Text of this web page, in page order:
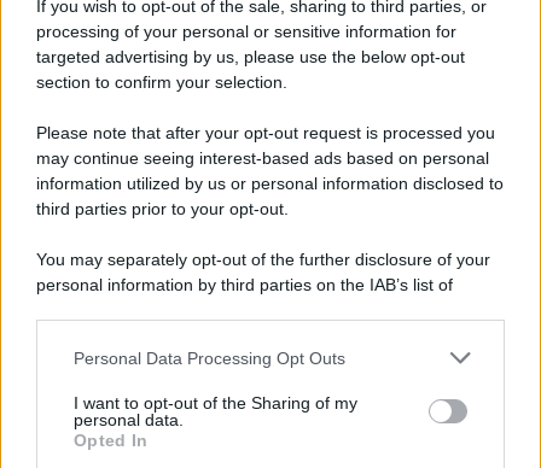
If you wish to opt-out of the sale, sharing to third parties, or
processing of your personal or sensitive information for
targeted advertising by us, please use the below opt-out
section to confirm your selection.
Please note that after your opt-out request is processed you
may continue seeing interest-based ads based on personal
information utilized by us or personal information disclosed to
third parties prior to your opt-out.
You may separately opt-out of the further disclosure of your
personal information by third parties on the IAB’s list of
This information may also be disclosed by us to third parties
disclose it to other third parties.
Please note that this website/app uses one or more Google
Personal Data Processing Opt Outs
I want to opt-out of the Sharing of my
personal data.
Opted In
Newz Illinois
Newz Ohio
Gameland
Scoop Mag
Lgbtqia News
Motors Magazine 365
Home Magazine 365
Cineverse Magazine